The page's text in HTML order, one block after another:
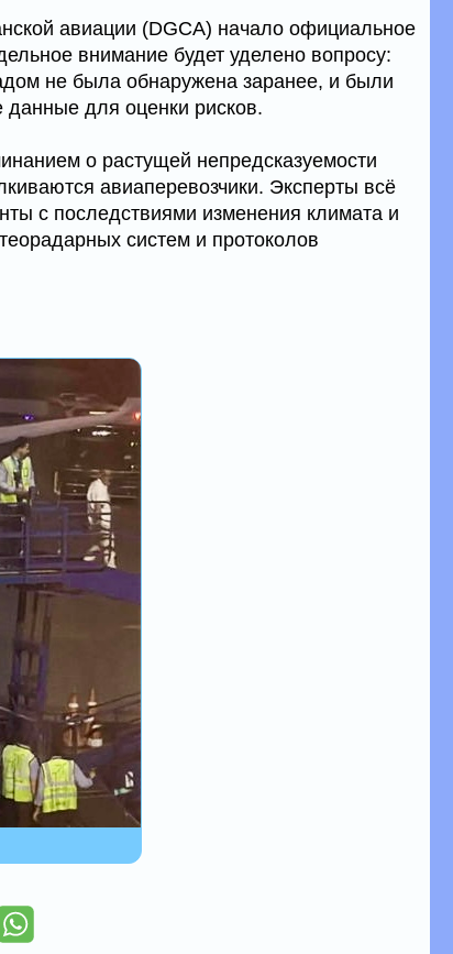
авиации (DGCA) начало официальное
внимание будет уделено вопросу:
не была обнаружена заранее, и были
для оценки рисков.
о растущей непредсказуемости
авиаперевозчики. Эксперты всё
с последствиями изменения климата и
систем и протоколов